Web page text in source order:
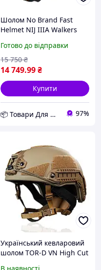
Шолом No Brand Fast
Helmet NIJ IIIA Walkers
чорний (2444963172) D12-
2026
Готово до відправки
14 749.99₴
15 750 ₴
Купити
📦 Товари Для Дому 97%
Український кевларовий
шолом TOR-D VN High Cut